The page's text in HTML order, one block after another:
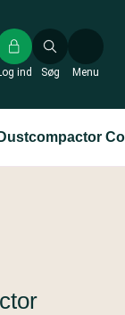
Søg
ind Menu